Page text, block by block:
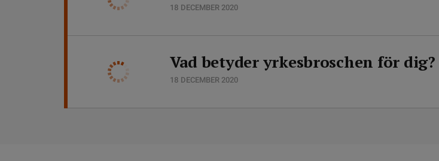
18 DECEMBER 2020
Vad betyder yrkesbroschen för dig?
18 DECEMBER 2020